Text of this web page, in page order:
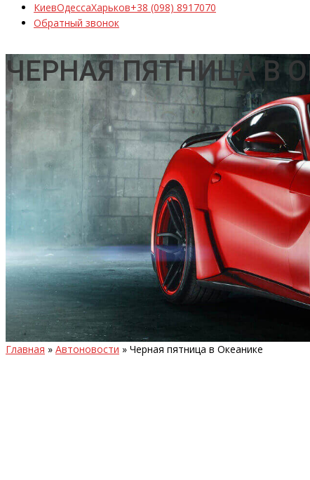
КиевОдессаХарьков+38 (098) 8917070
Обратный звонок
ЧЕРНАЯ ПЯТНИЦА В
Главная » Автоновости » Черная пятница в Океанике